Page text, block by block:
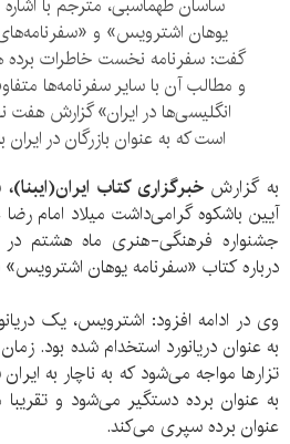
ساسان طهماسبی، مترجم با
یوهان اشترویس» و «سفرنامه‌های
گفت: سفرنامه نخست خاطرات برده
و مطالب آن با سایر سفرنامه‌ها
انگلیسی‌ها در ایران» گزارش هفت
است که به عنوان بازرگان در ایران
به گزارشخبرگزاری کتاب ایران(ایبنا)،
آیین باشکوه گرامی‌داشت میلاد امام رضا
جشنواره فرهنگی-هنری ماه هشتم
درباره کتاب «سفرنامه یوهان
وی در ادامه افزود: اشترویس، یک
به عنوان دریانورد استخدام شده بود.
تزارها مواجه می‌شود که به ناچار به
به عنوان برده دستگیر می‌شود و
عنوان برده سپری می‌کند.